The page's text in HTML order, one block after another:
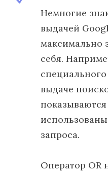
Немногие
выдачей
максимально
себя.
специального
выдаче
запроса.
Оператор OR